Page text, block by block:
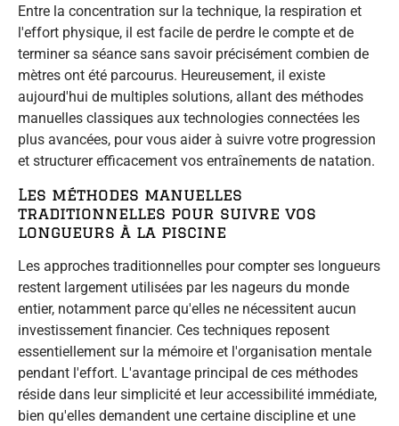
Entre la concentration sur la technique, la respiration et
l'effort physique, il est facile de perdre le compte et de
terminer sa séance sans savoir précisément combien de
mètres ont été parcourus. Heureusement, il existe
aujourd'hui de multiples solutions, allant des méthodes
manuelles classiques aux technologies connectées les
plus avancées, pour vous aider à suivre votre progression
et structurer efficacement vos entraînements de natation.
Les méthodes manuelles
traditionnelles pour suivre vos
longueurs à la piscine
Les approches traditionnelles pour compter ses longueurs
restent largement utilisées par les nageurs du monde
entier, notamment parce qu'elles ne nécessitent aucun
investissement financier. Ces techniques reposent
essentiellement sur la mémoire et l'organisation mentale
pendant l'effort. L'avantage principal de ces méthodes
réside dans leur simplicité et leur accessibilité immédiate,
bien qu'elles demandent une certaine discipline et une